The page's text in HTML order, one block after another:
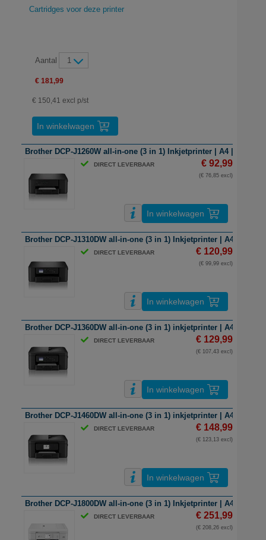
Cartridges voor deze printer
Aantal 1
€ 181,99
€ 150,41 excl p/st
In winkelwagen
Brother DCP-J1260W all-in-one (3 in 1) Inkjetprinter | A4 | kleur |
DIRECT LEVERBAAR € 92,99
(€ 76,85 excl)
In winkelwagen
Brother DCP-J1310DW all-in-one (3 in 1) Inkjetprinter | A4 | kleur
DIRECT LEVERBAAR € 120,99
(€ 99,99 excl)
In winkelwagen
Brother DCP-J1360DW all-in-one (3 in 1) inkjetprinter | A4 | kleur
DIRECT LEVERBAAR € 129,99
(€ 107,43 excl)
In winkelwagen
Brother DCP-J1460DW all-in-one (3 in 1) inkjetprinter | A4 | kleur
DIRECT LEVERBAAR € 148,99
(€ 123,13 excl)
In winkelwagen
Brother DCP-J1800DW all-in-one (3 in 1) Inkjetprinter | A4 | kleur
DIRECT LEVERBAAR € 251,99
(€ 208,26 excl)